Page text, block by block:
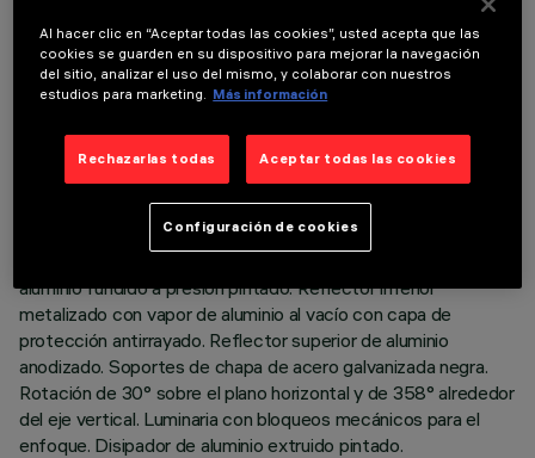
DATOS TÉCNICOS
ÚLTIMA ACTUALIZACIÓN: 05/08/2026
DESCRIPCIÓN
Luminaria circular orientable para usar con lámpara LED de
tecnología C.o.B. en tono de color neutral white 4000K.
aluminio fundido a presión pintado. Reflector inferior
metalizado con vapor de aluminio al vacío con capa de
protección antirrayado. Reflector superior de aluminio
anodizado. Soportes de chapa de acero galvanizada negra.
Rotación de 30° sobre el plano horizontal y de 358° alrededor
del eje vertical. Luminaria con bloqueos mecánicos para el
enfoque. Disipador de aluminio extruido pintado.
Al hacer clic en “Aceptar todas las cookies”, usted acepta que las
cookies se guarden en su dispositivo para mejorar la navegación
del sitio, analizar el uso del mismo, y colaborar con nuestros
estudios para marketing.
Más información
Rechazarlas todas Aceptar todas las cookies
Configuración de cookies